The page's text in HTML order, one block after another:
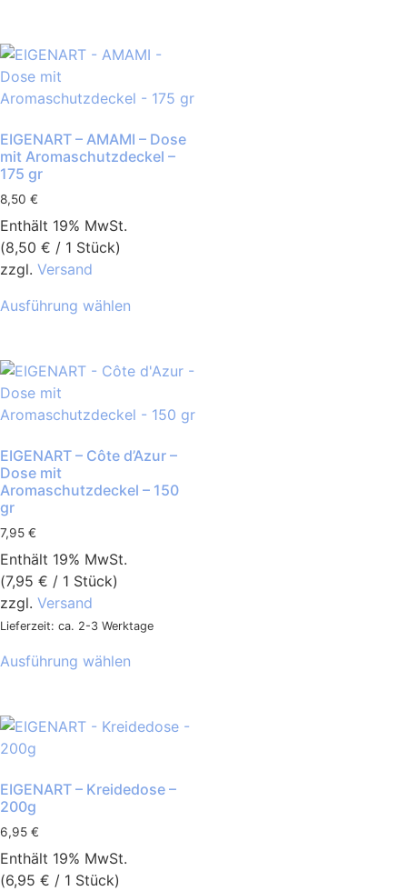
EIGENART – AMAMI – Dose
mit Aromaschutzdeckel –
175 gr
8,50 €
Enthält 19% MwSt.
(8,50 € / 1 Stück)
zzgl. Versand
Ausführung wählen
EIGENART – Côte d’Azur –
Dose mit
Aromaschutzdeckel – 150
gr
7,95 €
Enthält 19% MwSt.
(7,95 € / 1 Stück)
zzgl. Versand
Lieferzeit: ca. 2-3 Werktage
Ausführung wählen
EIGENART – Kreidedose –
200g
6,95 €
Enthält 19% MwSt.
(6,95 € / 1 Stück)